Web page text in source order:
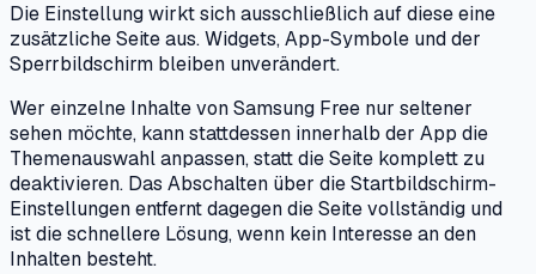
Die Einstellung wirkt sich ausschließlich auf diese eine
zusätzliche Seite aus. Widgets, App-Symbole und der
Sperrbildschirm bleiben unverändert.
Wer einzelne Inhalte von Samsung Free nur seltener
sehen möchte, kann stattdessen innerhalb der App die
Themenauswahl anpassen, statt die Seite komplett zu
deaktivieren. Das Abschalten über die Startbildschirm-
Einstellungen entfernt dagegen die Seite vollständig und
ist die schnellere Lösung, wenn kein Interesse an den
Inhalten besteht.